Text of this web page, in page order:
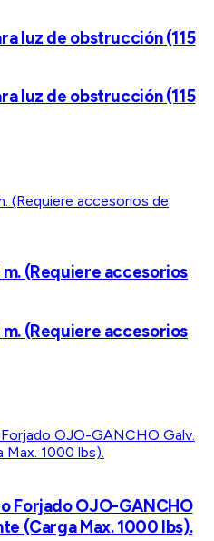
luz de obstrucción (115
luz de obstrucción (115
(Requiere accesorios
(Requiere accesorios
Forjado OJO-GANCHO
(Carga Max. 1000 lbs).